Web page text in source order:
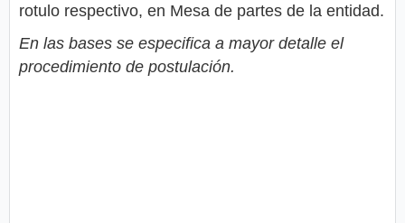
rotulo respectivo, en Mesa de partes de la entidad.
En las bases se especifica a mayor detalle el
procedimiento de postulación.